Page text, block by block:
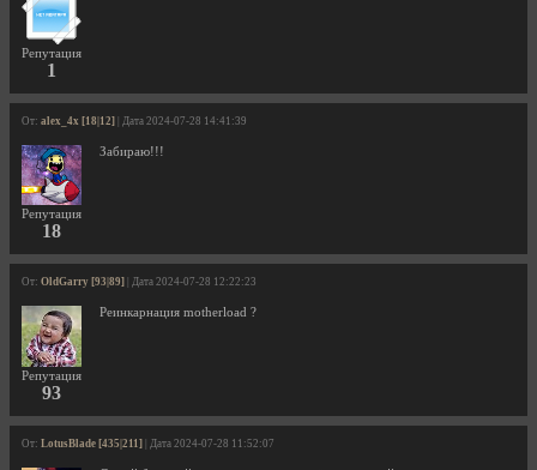
Репутация
1
От: alex_4x [18|12] | Дата 2024-07-28 14:41:39
Репутация
18
Забираю!!!
От: OldGarry [93|89] | Дата 2024-07-28 12:22:23
Репутация
93
Реинкарнация motherload ?
От: LotusBlade [435|211] | Дата 2024-07-28 11:52:07